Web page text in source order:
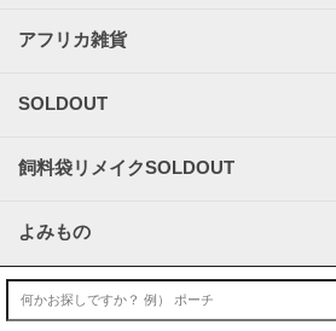
アフリカ雑貨
SOLDOUT
飼料袋リメイクSOLDOUT
よみもの